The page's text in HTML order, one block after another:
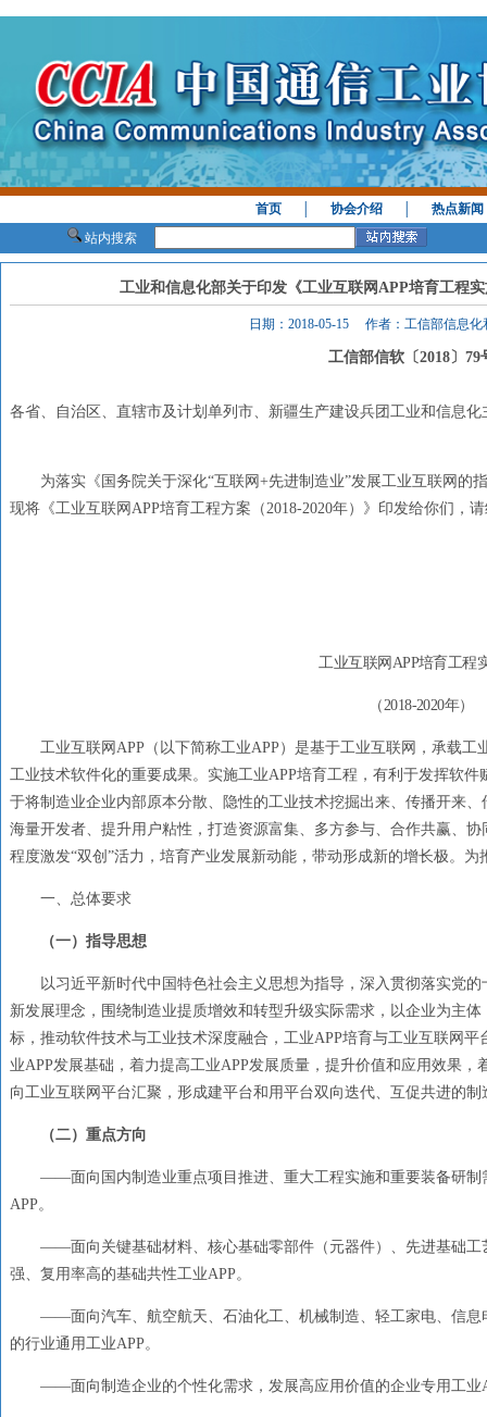
首页 │协会介绍 │热点新闻
站内搜索
工业和信息化部关于印发《工业互联网APP培育工程
日期：2018-05-15 作者：工信部信息化
工信部信软〔2018 〕 79
各省、自治区、直辖市及计划单列市、新疆生产建设兵团工业和信息
为落实《国务院关于深化“互联网+先进制造业”发展工业互联网的
现将《工业互联网APP培育工程方案（2018-2020年）》印发给你们，
工业互联网APP培育工程
（2018-2020年）
工业互联网 APP（以下简称工业APP）是基于工业互联网，承载
工业技术软件化的重要成果。实施工业APP培育工程，有利于发挥软
于将制造业企业内部原本分散、隐性的工业技术挖掘出来、传播开来
海量开发者、提升用户粘性，打造资源富集、多方参与、合作共赢、
程度激发“双创”活力，培育产业发展新动能，带动形成新的增长极。为
一、总体要求
（一）指导思想
以习近平新时代中国特色社会主义思想为指导，深入贯彻落实党
新发展理念，围绕制造业提质增效和转型升级实际需求，以企业为主
标，推动软件技术与工业技术深度融合，工业APP培育与工业互联网
业APP发展基础，着力提高工业APP发展质量，提升价值和应用效果
向工业互联网平台汇聚，形成建平台和用平台双向迭代、互促共进的
（二） 重点方向
——面向国内制造业重点项目推进、重大工程实施和重要装备研制
APP。
——面向关键基础材料、核心基础零部件（元器件）、先进基础工
强、复用率高的基础共性工业APP。
——面向汽车、航空航天、石油化工、机械制造、轻工家电、信息
的行业通用工业APP。
——面向制造企业的个性化需求，发展高应用价值的企业专用工业